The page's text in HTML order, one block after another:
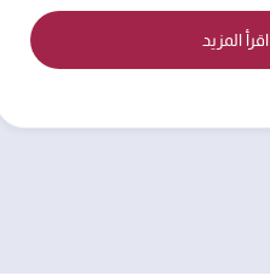
اقرأ المزيد